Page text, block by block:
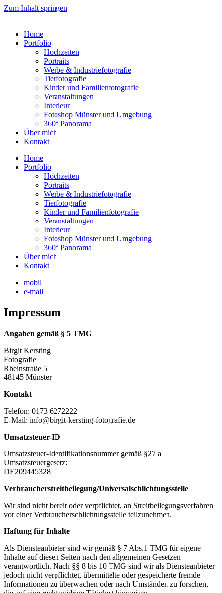
Zum Inhalt springen
Home
Portfolio
Hochzeiten
Portraits
Werbe & Industriefotografie
Tierfotografie
Kinder und Familienfotografie
Veranstaltungen
Interieur
Fotoshop Münster und Umgebung
360° Panorama
Über mich
Kontakt
Home
Portfolio
Hochzeiten
Portraits
Werbe & Industriefotografie
Tierfotografie
Kinder und Familienfotografie
Veranstaltungen
Interieur
Fotoshop Münster und Umgebung
360° Panorama
Über mich
Kontakt
mobil
e-mail
Impressum
Angaben gemäß § 5 TMG
Birgit Kersting
Fotografie
Rheinstraße 5
48145 Münster
Kontakt
Telefon: 0173 6272222
E-Mail: info@birgit-kersting-fotografie.de
Umsatzsteuer-ID
Umsatzsteuer-Identifikationsnummer gemäß §27 a
Umsatzsteuergesetz:
DE209445328
Verbraucherstreitbeilegung/Universalschlichtungsstelle
Wir sind nicht bereit oder verpflichtet, an Streitbeilegungsverfahren
vor einer Verbraucherschlichtungsstelle teilzunehmen.
Haftung für Inhalte
Als Diensteanbieter sind wir gemäß § 7 Abs.1 TMG für eigene
Inhalte auf diesen Seiten nach den allgemeinen Gesetzen
verantwortlich. Nach §§ 8 bis 10 TMG sind wir als Diensteanbieter
jedoch nicht verpflichtet, übermittelte oder gespeicherte fremde
Informationen zu überwachen oder nach Umständen zu forschen,